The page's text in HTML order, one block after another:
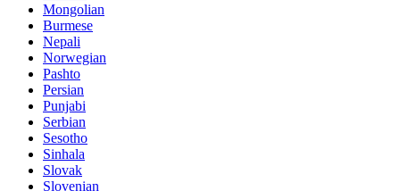
Mongolian
Burmese
Nepali
Norwegian
Pashto
Persian
Punjabi
Serbian
Sesotho
Sinhala
Slovak
Slovenian